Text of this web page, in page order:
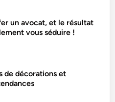
un avocat, et le résultat
vous séduire !
de décorations et